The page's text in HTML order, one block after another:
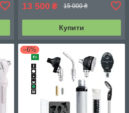
13 500 ₴ 15 000 ₴
Купити
–6%